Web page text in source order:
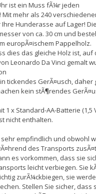
ist ein Muss fÃ¼r jeden
mehr als 240
Hunderasse auf Lager!
von ca. 30 cm und
europÃ¤ischem Pappelholz.
dies das gleiche Holz ist, auf
Leonardo Da Vinci gemalt
tickendes GerÃ¤usch, daher
kein stÃ¶rendes
1 x Standard-AA-Batterie (1,5
nicht enthalten.
sehr empfindlich und obwohl
des Transports
es vorkommen, dass sie
leicht verbiegen. Sie
zurÃ¼ckbiegen, sie
Stellen Sie sicher, dass